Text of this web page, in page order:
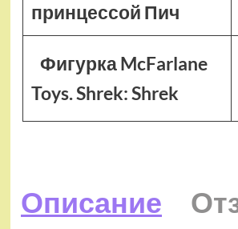
принцессой Пич
Фигурка McFarlane
Toys. Shrek: Shrek
Описание